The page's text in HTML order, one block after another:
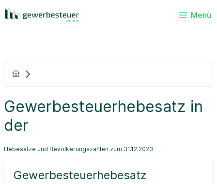
Menü
Gewerbesteuerhebesatz in
der
Hebesätze und Bevölkerungszahlen zum 31.12.2023
Gewerbesteuerhebesatz